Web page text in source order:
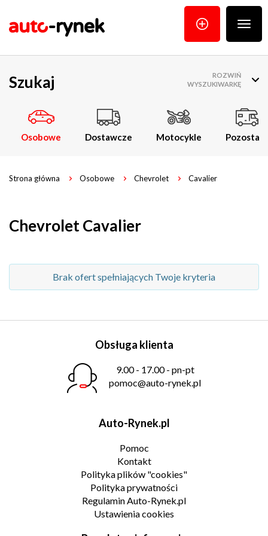
menu
Szukaj
Osobowe Dostawcze Motocykle Pozostałe
ROZWIŃ
WYSZUKIWARKĘ
Strona główna Osobowe Chevrolet Cavalier
Chevrolet Cavalier
Brak ofert spełniających Twoje kryteria
Obsługa klienta
9.00 - 17.00 - pn-pt
pomoc@auto-rynek.pl
Auto-Rynek.pl
Pomoc
Kontakt
Polityka plików "cookies"
Polityka prywatności
Regulamin Auto-Rynek.pl
Ustawienia cookies